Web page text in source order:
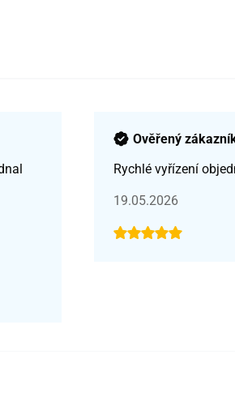
Ověřený
Rychlé vyřízení
19.05.2026